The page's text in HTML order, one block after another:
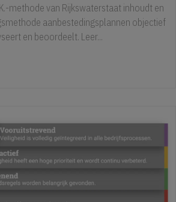
methode van Rijkswaterstaat inhoudt en
aanbestedingsplannen objectief
en beoordeelt. Leer...